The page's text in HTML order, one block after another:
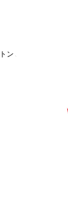
ン＆ナチュラルス